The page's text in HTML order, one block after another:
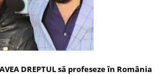
DREPTUL să profeseze în România